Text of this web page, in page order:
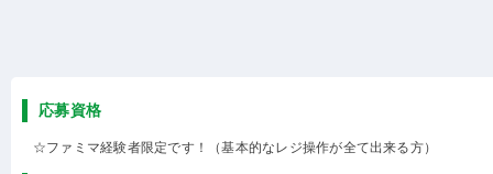
応募資格
☆ファミマ経験者限定です！（基本的なレジ操作が全て出来る方）